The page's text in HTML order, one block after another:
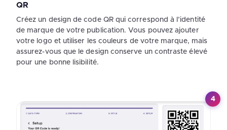
QR
Créez un design de code QR qui correspond à l’identité
de marque de votre publication. Vous pouvez ajouter
votre logo et utiliser les couleurs de votre marque, mais
assurez-vous que le design conserve un contraste élevé
pour une bonne lisibilité.
4